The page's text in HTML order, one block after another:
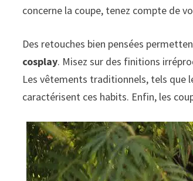
concerne la coupe, tenez compte de
Des retouches bien pensées
cosplay. Misez sur des finitions
Les vêtements traditionnels, tels que
caractérisent ces habits. Enfin, les